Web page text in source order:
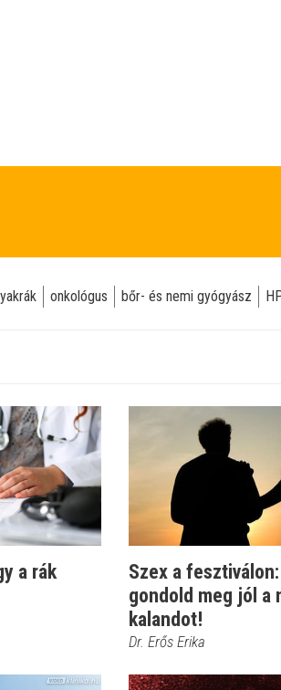
onkológus bőr- és nemi gyógyász
a rák
Szex a
gondold meg jól a
kalandot!
Dr. Erős Erika